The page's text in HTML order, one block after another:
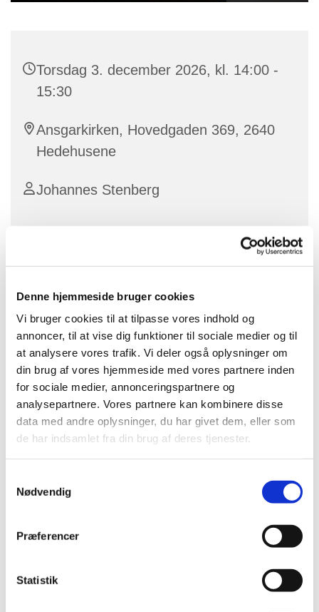
Denne hjemmeside bruger cookies
Vi bruger cookies til at tilpasse vores indhold og
annoncer, til at vise dig funktioner til sociale medier og til
at analysere vores trafik. Vi deler også oplysninger om
din brug af vores hjemmeside med vores partnere inden
for sociale medier, annonceringspartnere og
analysepartnere. Vores partnere kan kombinere disse
data med andre oplysninger, du har givet dem, eller som
de har indsamlet fra din brug af deres tjenester.
Nødvendig
Præferencer
Statistik
Torsdag 3. december 2026, kl. 14:00 -
15:30
Ansgarkirken, Hovedgaden 369, 2640
Hedehusene
Johannes Stenberg
Kom og syng med på alle de dejlige og kendte sange
Vi kommer selvfølgelig også til at synge andre
populære hits og sange fra ind- og udland, kanons og
måske en gang imellem kaste os ud i at synge
flerstemmigt. Du behøver ikke at have erfaring med at
synge i kor - alle er velkommen.
Der serveres kaffe og te, og det er gratis at
deltage. Tilmelding er ikke nødvendig.